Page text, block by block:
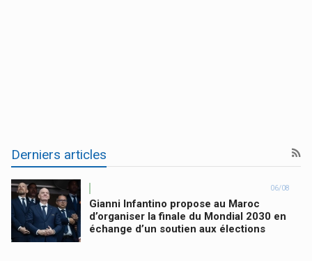
Derniers articles
06/08
Gianni Infantino propose au Maroc
d’organiser la finale du Mondial 2030 en
échange d’un soutien aux élections